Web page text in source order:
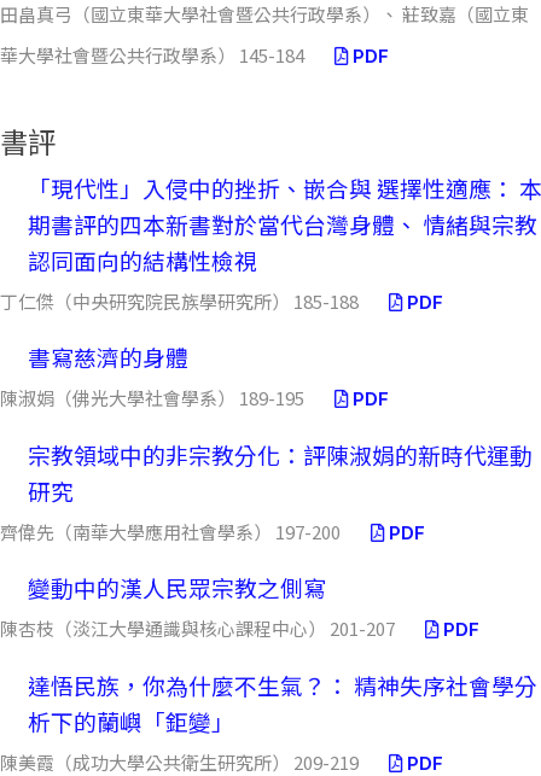
田畠真弓（國立東華大學社會暨公共行政學系）、 莊致嘉（國立東
華大學社會暨公共行政學系） 145-184
PDF
書評
「現代性」入侵中的挫折、嵌合與 選擇性適應：
期書評的四本新書對於當代台灣身體、 情緒與宗教
認同面向的結構性檢視
丁仁傑（中央研究院民族學研究所） 185-188 PDF
書寫慈濟的身體
陳淑娟（佛光大學社會學系） 189-195 PDF
宗教領域中的非宗教分化：評陳淑娟的新時代運動
研究
齊偉先（南華大學應用社會學系） 197-200 PDF
變動中的漢人民眾宗教之側寫
陳杏枝（淡江大學通識與核心課程中心） 201-207 PDF
達悟民族，你為什麼不生氣？： 精神失序社會學分
析下的蘭嶼「鉅變」
陳美霞（成功大學公共衛生研究所） 209-219 PDF